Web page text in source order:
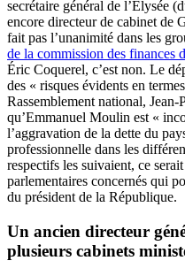
secrétaire général de l’Élysée
encore directeur de cabinet de
fait pas l’unanimité dans les
de la commission des finances
Éric Coquerel, c’est non. Le
des « risques évidents en
Rassemblement national,
qu’Emmanuel Moulin est «
l’aggravation de la dette du
professionnelle dans les
respectifs les suivaient, ce
parlementaires concernés qui
du président de la République.
Un ancien directeur
plusieurs cabinets